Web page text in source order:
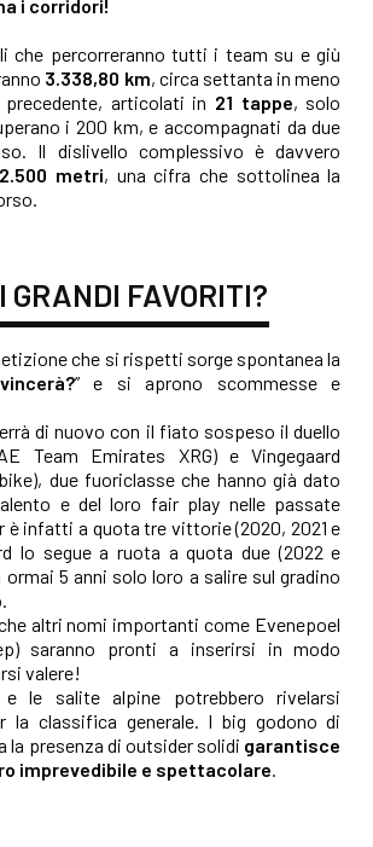
i corridori!
che percorreranno tutti i team su e giù
3.338,80 km, circa settanta in meno
precedente, articolati in 21 tappe, solo
i 200 km, e accompagnati da due
Il dislivello complessivo è davvero
metri, una cifra che sottolinea la
GRANDI FAVORITI?
che si rispetti sorge spontanea la
” e si aprono scommesse e
di nuovo con il fiato sospeso il duello
Team Emirates XRG) e Vingegaard
due fuoriclasse che hanno già dato
e del loro fair play nelle passate
è infatti a quota tre vittorie (2020, 2021 e
lo segue a ruota a quota due (2022 e
ormai 5 anni solo loro a salire sul gradino
altri nomi importanti come Evenepoel
saranno pronti a inserirsi in modo
valere!
le salite alpine potrebbero rivelarsi
la classifica generale. I big godono di
la presenza di outsider solidi garantisce
imprevedibile e spettacolare.